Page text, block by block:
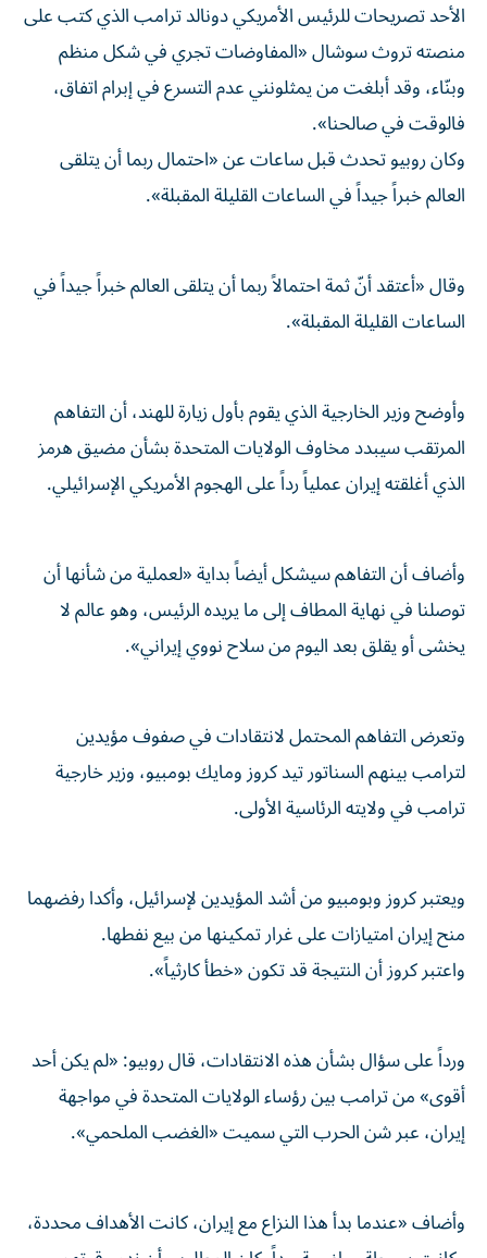
الأحد تصريحات للرئيس الأمريكي دونالد ترامب الذي كتب على
منصته تروث سوشال «المفاوضات تجري في شكل منظم
وبنّاء، وقد أبلغت من يمثلونني عدم التسرع في إبرام اتفاق،
فالوقت في صالحنا».
وكان روبيو تحدث قبل ساعات عن «احتمال ربما أن يتلقى
العالم خبراً جيداً في الساعات القليلة المقبلة».
وقال «أعتقد أنّ ثمة احتمالاً ربما أن يتلقى العالم خبراً جيداً في
الساعات القليلة المقبلة».
وأوضح وزير الخارجية الذي يقوم بأول زيارة للهند، أن التفاهم
المرتقب سيبدد مخاوف الولايات المتحدة بشأن مضيق هرمز
الذي أغلقته إيران عملياً رداً على الهجوم الأمريكي الإسرائيلي.
وأضاف أن التفاهم سيشكل أيضاً بداية «لعملية من شأنها أن
توصلنا في نهاية المطاف إلى ما يريده الرئيس، وهو عالم لا
يخشى أو يقلق بعد اليوم من سلاح نووي إيراني».
وتعرض التفاهم المحتمل لانتقادات في صفوف مؤيدين
لترامب بينهم السناتور تيد كروز ومايك بومبيو، وزير خارجية
ترامب في ولايته الرئاسية الأولى.
ويعتبر كروز وبومبيو من أشد المؤيدين لإسرائيل، وأكدا رفضهما
منح إيران امتيازات على غرار تمكينها من بيع نفطها.
واعتبر كروز أن النتيجة قد تكون «خطأ كارثياً».
ورداً على سؤال بشأن هذه الانتقادات، قال روبيو: «لم يكن أحد
أقوى» من ترامب بين رؤساء الولايات المتحدة في مواجهة
إيران، عبر شن الحرب التي سميت «الغضب الملحمي».
وأضاف «عندما بدأ هذا النزاع مع إيران، كانت الأهداف محددة،